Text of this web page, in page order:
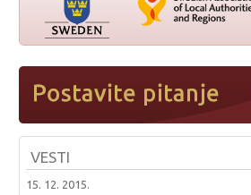
VESTI
15. 12. 2015.